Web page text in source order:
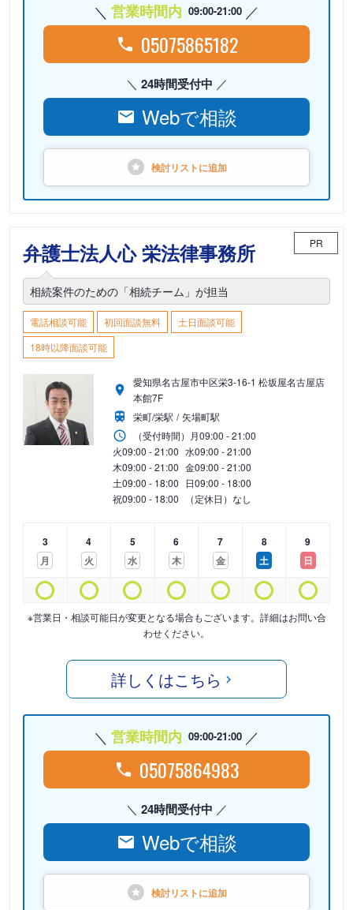
営業時間内 09:00-21:00
05075865182
24時間受付中
Webで相談
検討リストに追加
弁護士法人心 栄法律事務所 PR
相続案件のための「相続チーム」が担当
電話相談可能 初回面談無料
土日面談可能
18時以降面談可能
愛知県名古屋市中区栄3-16-1 松坂屋名古屋店
本館7F
栄町/栄駅
矢場町駅
（受付時間） 月09:00 - 21:00
火09:00 - 21:00 水09:00 - 21:00
木09:00 - 21:00 金09:00 - 21:00
土09:00 - 18:00 日09:00 - 18:00
祝09:00 - 18:00 （定休日）なし
3
月
4
火
5
水
6
木
7
金
8
土
9
日
※営業日・相談可能日が変更となる場合もございます。詳細はお問い合
わせください。
詳しくはこちら
営業時間内 09:00-21:00
05075864983
24時間受付中
Webで相談
検討リストに追加